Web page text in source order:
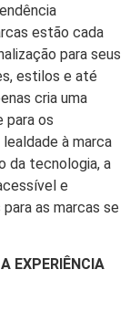
estão cada
para seus
estilos e até
cria uma
para os
à marca
da tecnologia, a
e
as marcas se
EXPERIÊNCIA